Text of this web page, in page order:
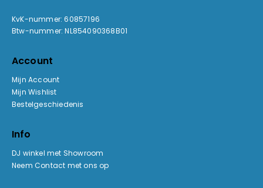
KvK-nummer: 60857196
Btw-nummer: NL854090368B01
Account
Mijn Account
Mijn Wishlist
Bestelgeschiedenis
Info
DJ winkel met Showroom
Neem Contact met ons op